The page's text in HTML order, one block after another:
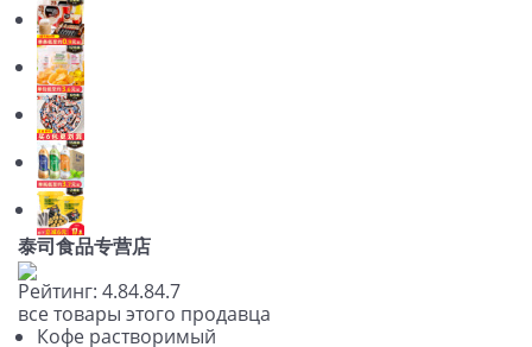
泰司食品专营店
Рейтинг: 4.84.84.7
все товары этого продавца
Кофе растворимый